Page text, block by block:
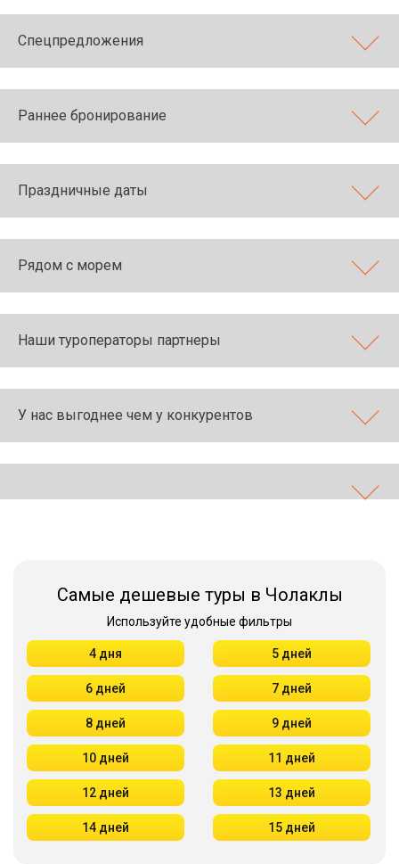
Спецпредложения
Раннее бронирование
Праздничные даты
Рядом с морем
Наши туроператоры партнеры
У нас выгоднее чем у конкурентов
Самые дешевые туры в Чолаклы
Используйте удобные фильтры
4 дня 5 дней
6 дней 7 дней
8 дней 9 дней
10 дней 11 дней
12 дней 13 дней
14 дней 15 дней